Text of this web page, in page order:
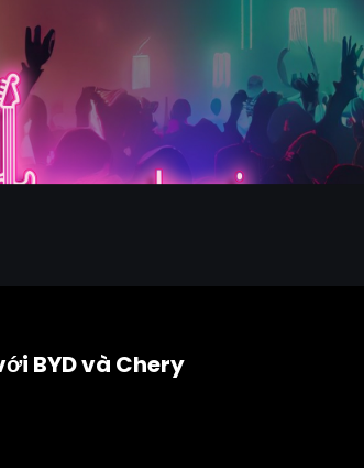
BYD và Chery